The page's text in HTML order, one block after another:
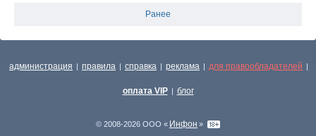
Ранее
администрация | правила | справка | реклама | для правообладателей |
оплата VIP | блог
© 2008-2026 ООО « Инфон »